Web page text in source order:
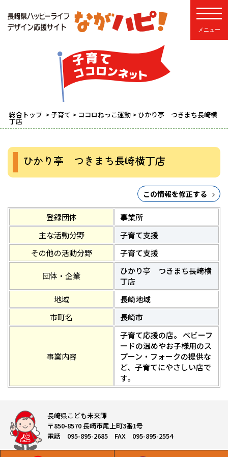
総合トップ >子育て > ココロねっこ運動 > ひかり亭 つきまち長崎横
丁店
ひかり亭 つきまち長崎横丁店
この情報を修正する
登録団体
事業所
主な活動分野
子育て支援
その他の活動分野
子育て支援
団体・企業
ひかり亭 つきまち長崎横
丁店
地域
長崎地域
市町名
長崎市
事業内容
子育て応援の店。 ベビーフ
ードの温めやお子様用のス
プーン・フォークの提供な
ど、子育てにやさしい店で
す。
長崎県こども未来課
〒850-8570 長崎市尾上町3番1号
電話 095-895-2685 FAX 095-895-2554